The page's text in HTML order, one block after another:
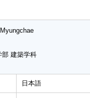
建築学科
日本語